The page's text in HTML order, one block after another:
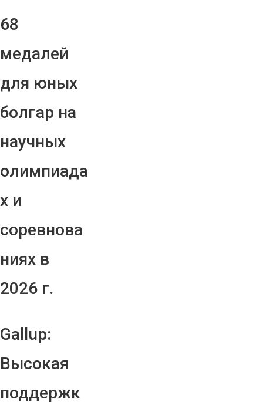
68
медалей
для юных
болгар на
научных
олимпиада
х и
соревнова
ниях в
2026 г.
Gallup:
Высокая
поддержк